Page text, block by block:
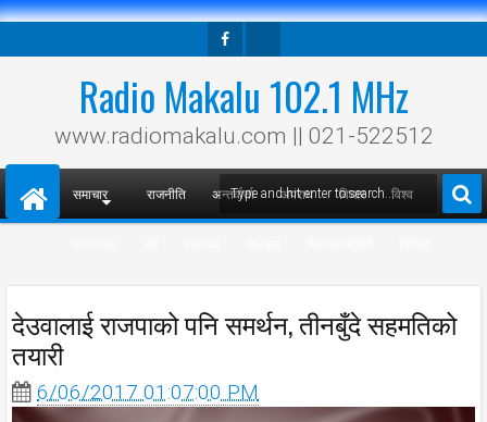
Radio Makalu 102.1 MHz
www.radiomakalu.com || 021-522512
समाचार राजनीति अन्तर्वार्ता अपराध विचार विश्व
देउवालाई राजपाको पनि समर्थन, तीनबुँदे सहमतिको
तयारी
6/06/2017 01:07:00 PM